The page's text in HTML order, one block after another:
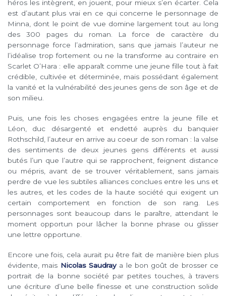
héros les intègrent, en jouent, pour mieux s’en écarter. Cela
est d’autant plus vrai en ce qui concerne le personnage de
Minna, dont le point de vue domine largement tout au long
des 300 pages du roman. La force de caractère du
personnage force l’admiration, sans que jamais l’auteur ne
l’idéalise trop fortement ou ne la transforme au contraire en
Scarlet O’Hara : elle apparaît comme une jeune fille tout à fait
crédible, cultivée et déterminée, mais possédant également
la vanité et la vulnérabilité des jeunes gens de son âge et de
son milieu.
Puis, une fois les choses engagées entre la jeune fille et
Léon, duc désargenté et endetté auprès du banquier
Rothschild, l’auteur en arrive au coeur de son roman : la valse
des sentiments de deux jeunes gens différents et aussi
butés l’un que l’autre qui se rapprochent, feignent distance
ou mépris, avant de se trouver véritablement, sans jamais
perdre de vue les subtiles alliances conclues entre les uns et
les autres, et les codes de la haute société qui exigent un
certain comportement en fonction de son rang. Les
personnages sont beaucoup dans le paraître, attendant le
moment opportun pour lâcher la bonne phrase ou glisser
une lettre opportune.
Encore une fois, cela aurait pu être fait de manière bien plus
évidente, mais Nicolas Saudraya le bon goût de brosser ce
portrait de la bonne société par petites touches, à travers
une écriture d’une belle finesse et une construction solide